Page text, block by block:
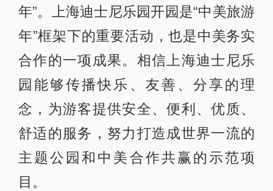
年”。上海迪士尼乐园开园是“中美旅游
年”框架下的重要活动，也是中美务实
合作的一项成果。相信上海迪士尼乐
园能够传播快乐、友善、分享的理
念，为游客提供安全、便利、优质、
舒适的服务，努力打造成世界一流的
主题公园和中美合作共赢的示范项
目。